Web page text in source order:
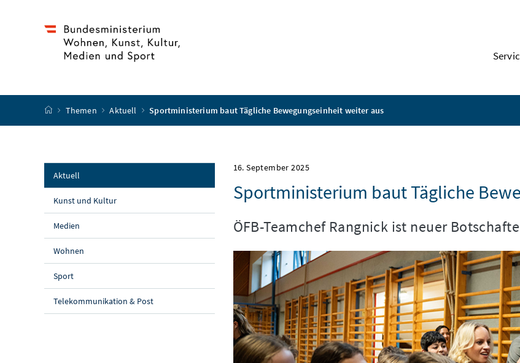
Startseite
Themen Aktuell Sportministerium baut Tägliche Bewegungseinheit weiter aus
Aktuell
Kunst und Kultur
Medien
Wohnen
Sport
Telekommunikation & Post
16. September 2025
Sportministerium baut Tägliche
ÖFB-Teamchef Rangnick ist neuer